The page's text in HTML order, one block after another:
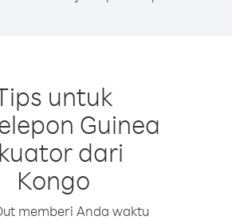
untuk
Guinea
dari
Kongo
memberi Anda waktu